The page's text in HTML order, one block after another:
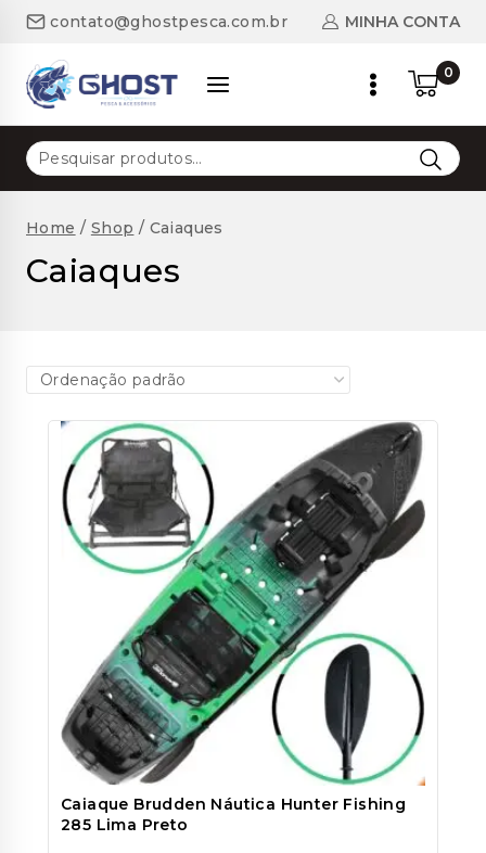
contato@ghostpesca.com.br MINHA CONTA
0
Pesquisar
por:
Home / Shop / Caiaques
Caiaques
Caiaque Brudden Náutica Hunter Fishing
285 Lima Preto